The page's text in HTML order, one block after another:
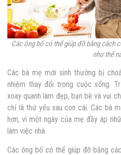
Các ông bố có thể giúp đỡ bằng cách
như thế
Các bà mẹ mới sinh thường bị
nhiệm thay đổi trong cuộc sống.
xoay quanh làm đẹp, bạn bè và vui
chỉ là thứ yếu sau con cái. Các bà
hơn, vì một ngày của mẹ đầy áp
làm việc nhà.
Các ông bố có thể giúp đỡ bằng